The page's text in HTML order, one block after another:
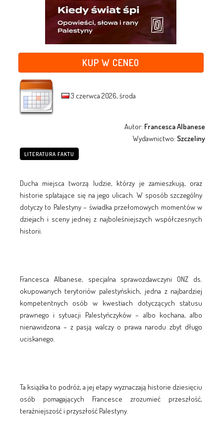
KUP W CENEO
3 czerwca 2026, środa
Autor: Francesca Albanese
Wydawnictwo:Szczeliny
LITERATURA FAKTU
Ducha miejsca tworzą ludzie, którzy je zamieszkują, oraz
historie splatające się na jego ulicach. W sposób szczególny
dotyczy to Palestyny – świadka przełomowych momentów w
dziejach i sceny jednej z najboleśniejszych współczesnych
historii.
Francesca Albanese, specjalna sprawozdawczyni ONZ ds.
okupowanych terytoriów palestyńskich, jedna z najbardziej
kompetentnych osób w kwestiach dotyczących statusu
prawnego i sytuacji Palestyńczyków – albo kochana, albo
nienawidzona – z pasją walczy o prawa narodu zbyt długo
uciskanego.
Ta książka to podróż, a jej etapy wyznaczają historie dziesięciu
osób pomagających Francesce zrozumieć przeszłość,
teraźniejszość i przyszłość Palestyny.